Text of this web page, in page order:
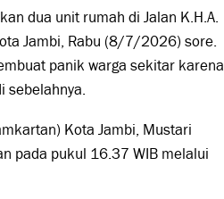
dua unit rumah di Jalan K.H.A.
Jambi, Rabu (8/7/2026) sore.
panik warga sekitar karena
sebelahnya.
Kota Jambi, Mustari
pada pukul 16.37 WIB melalui